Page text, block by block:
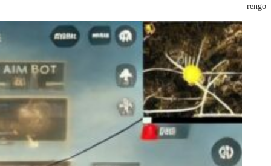
rengo